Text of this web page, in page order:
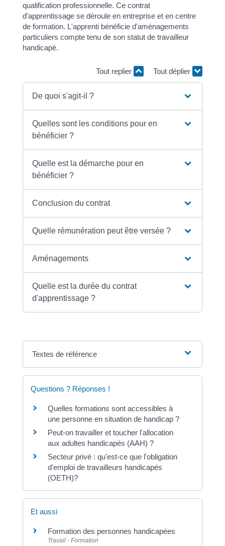
qualification professionnelle. Ce contrat
d'apprentissage se déroule en entreprise et en centre
de formation. L'apprenti bénéficie d'aménagements
particuliers compte tenu de son statut de travailleur
handicapé.
Tout replier Tout déplier
De quoi s'agit-il ?
Quelles sont les conditions pour en
bénéficier ?
Quelle est la démarche pour en
bénéficier ?
Conclusion du contrat
Quelle rémunération peut être versée ?
Aménagements
Quelle est la durée du contrat
d'apprentissage ?
Textes de référence
Questions ? Réponses !
Quelles formations sont accessibles à
une personne en situation de handicap ?
Peut-on travailler et toucher l'allocation
aux adultes handicapés (AAH) ?
Secteur privé : qu'est-ce que l'obligation
d'emploi de travailleurs handicapés
(OETH)?
Et aussi
Formation des personnes handicapées
Travail - Formation